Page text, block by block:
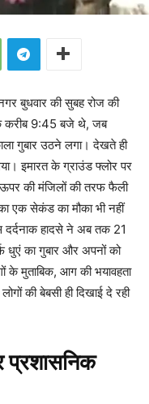
बुधवार की सुबह रोज की
करीब 9:45 बजे थे, जब
गुबार उठने लगा। देखते ही
इमारत के ग्राउंड फ्लोर पर
की मंजिलों की तरफ फैली
एक सेकंड का मौका भी नहीं
हादसे ने अब तक 21
धुएं का गुबार और अपनों को
के मुताबिक, आग की भयावहता
की बेबसी ही दिखाई दे रही
प्रशासनिक